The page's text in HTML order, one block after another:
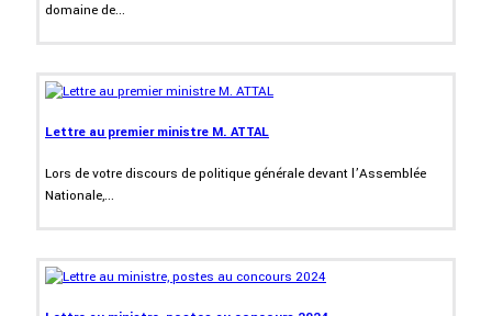
domaine de...
Lettre au premier ministre M. ATTAL
Lors de votre discours de politique générale devant l’Assemblée
Nationale,...